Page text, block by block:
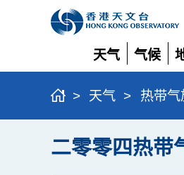
天气
展
开
气候
展
开
> 天气 > 热带气
二零零四热带